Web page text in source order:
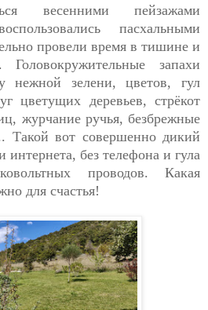
весенними пейзажами
пасхальными
провели время в тишине и
запахи
нежной зелени, цветов, гул
цветущих деревьев, стрёкот
журчание ручья, безбрежные
Такой вот совершенно дикий
интернета, без телефона и гула
проводов. Какая
для счастья!